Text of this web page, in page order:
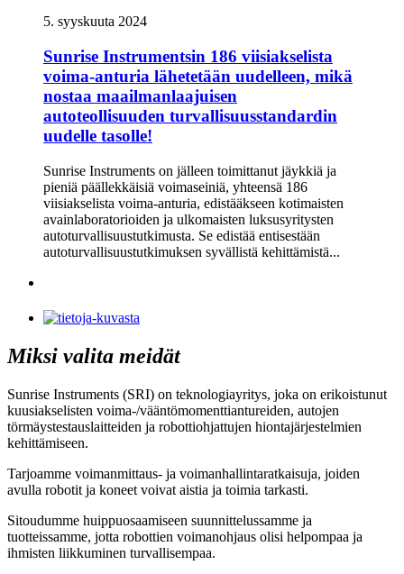
5. syyskuuta 2024
Sunrise Instrumentsin 186 viisiakselista
voima-anturia lähetetään uudelleen, mikä
nostaa maailmanlaajuisen
autoteollisuuden turvallisuusstandardin
uudelle tasolle!
Sunrise Instruments on jälleen toimittanut jäykkiä ja
pieniä päällekkäisiä voimaseiniä, yhteensä 186
viisiakselista voima-anturia, edistääkseen kotimaisten
avainlaboratorioiden ja ulkomaisten luksusyritysten
autoturvallisuustutkimusta. Se edistää entisestään
autoturvallisuustutkimuksen syvällistä kehittämistä...
Miksi valita meidät
Sunrise Instruments (SRI) on teknologiayritys, joka on erikoistunut
kuusiakselisten voima-/vääntömomenttiantureiden, autojen
törmäystestauslaitteiden ja robottiohjattujen hiontajärjestelmien
kehittämiseen.
Tarjoamme voimanmittaus- ja voimanhallintaratkaisuja, joiden
avulla robotit ja koneet voivat aistia ja toimia tarkasti.
Sitoudumme huippuosaamiseen suunnittelussamme ja
tuotteissamme, jotta robottien voimanohjaus olisi helpompaa ja
ihmisten liikkuminen turvallisempaa.